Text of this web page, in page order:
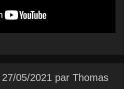
27/05/2021 par Thomas